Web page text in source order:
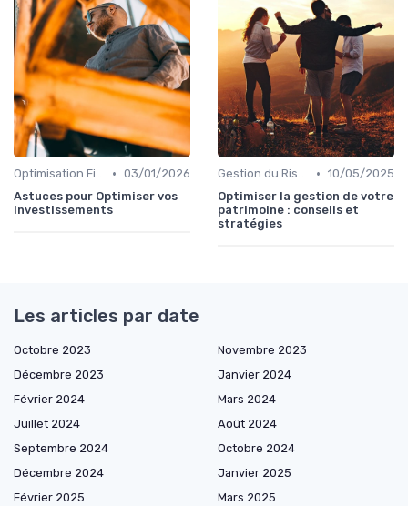
Optimisation Fiscale • 03/01/2026
Astuces pour Optimiser vos
Investissements
Gestion du Risque Financier • 10/05/2025
Optimiser la gestion de votre
patrimoine : conseils et
stratégies
Les articles par date
Octobre 2023
Novembre 2023
Décembre 2023
Janvier 2024
Février 2024
Mars 2024
Juillet 2024
Août 2024
Septembre 2024
Octobre 2024
Décembre 2024
Janvier 2025
Février 2025
Mars 2025